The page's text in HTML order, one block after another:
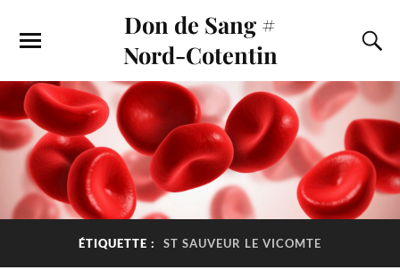
Don de Sang #
Nord-Cotentin
ÉTIQUETTE : ST SAUVEUR LE VICOMTE